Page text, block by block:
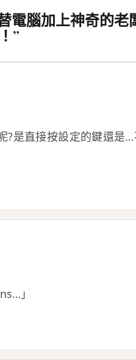
電腦加上神奇的老
”
?是直接按設定的鍵還是
」